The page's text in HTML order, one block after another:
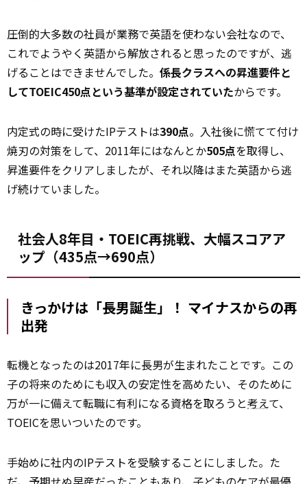
圧倒的大多数の社員が業務で英語を使わない会社なので、
これでようやく英語から解放されると思ったのですが、逃
げることはできませんでした。 係長クラスへの昇進要件と
してTOEIC450点という基準が設定されていたからです。
内定式の時に受けたIPテストは390点。入社後に慌てて付け
焼刃の対策をして、2011年にはなんとか505点を取得し、
昇進要件をクリアしましたが、それ以降はまた英語から逃
げ続けていました。
社会人8年目・TOEIC再挑戦、大幅スコアア
ップ（435点→690点）
きっかけは「長男誕生」！ マイナスからの再
出発
転機となったのは2017年に長男が生まれたことです。この
子の将来のためにも収入の安定性を高めたい、そのために
万が一に備えて転職に有利になる資格を取ろうと考えて、
TOEICを思いついたのです。
手始めに社内のIPテストを受験することにしました。た